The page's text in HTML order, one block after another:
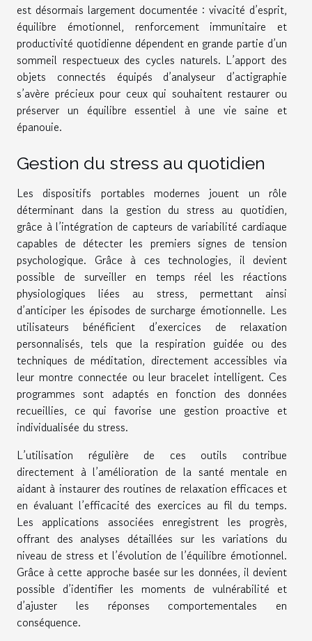
est désormais largement documentée : vivacité d’esprit,
équilibre émotionnel, renforcement immunitaire et
productivité quotidienne dépendent en grande partie d’un
sommeil respectueux des cycles naturels. L’apport des
objets connectés équipés d’analyseur d’actigraphie
s’avère précieux pour ceux qui souhaitent restaurer ou
préserver un équilibre essentiel à une vie saine et
épanouie.
Gestion du stress au quotidien
Les dispositifs portables modernes jouent un rôle
déterminant dans la gestion du stress au quotidien,
grâce à l’intégration de capteurs de variabilité cardiaque
capables de détecter les premiers signes de tension
psychologique. Grâce à ces technologies, il devient
possible de surveiller en temps réel les réactions
physiologiques liées au stress, permettant ainsi
d’anticiper les épisodes de surcharge émotionnelle. Les
utilisateurs bénéficient d’exercices de relaxation
personnalisés, tels que la respiration guidée ou des
techniques de méditation, directement accessibles via
leur montre connectée ou leur bracelet intelligent. Ces
programmes sont adaptés en fonction des données
recueillies, ce qui favorise une gestion proactive et
individualisée du stress.
L’utilisation régulière de ces outils contribue
directement à l’amélioration de la santé mentale en
aidant à instaurer des routines de relaxation efficaces et
en évaluant l’efficacité des exercices au fil du temps.
Les applications associées enregistrent les progrès,
offrant des analyses détaillées sur les variations du
niveau de stress et l’évolution de l’équilibre émotionnel.
Grâce à cette approche basée sur les données, il devient
possible d’identifier les moments de vulnérabilité et
d’ajuster les réponses comportementales en
conséquence.